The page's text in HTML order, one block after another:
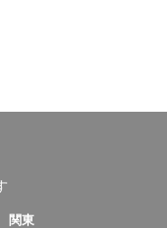
関東